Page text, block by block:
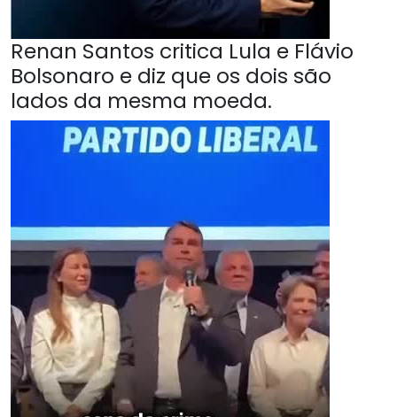
Renan Santos critica Lula e Flávio
Bolsonaro e diz que os dois são
lados da mesma moeda.